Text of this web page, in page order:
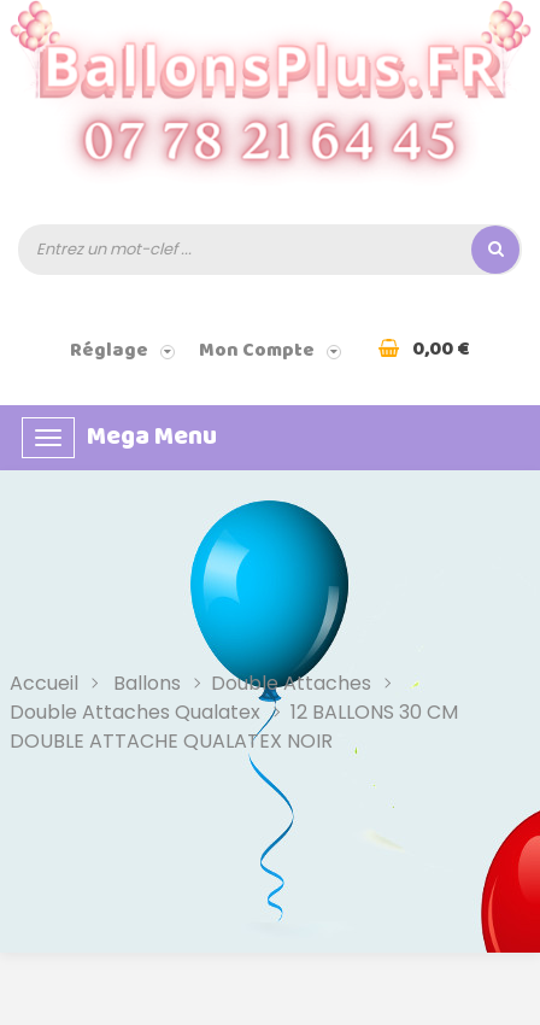
Réglage Mon Compte 0,00 €
Basculer
la
Mega Menu
Accueil Ballons
Double Attaches
Double Attaches Qualatex
12 BALLONS 30 CM
DOUBLE ATTACHE QUALATEX NOIR